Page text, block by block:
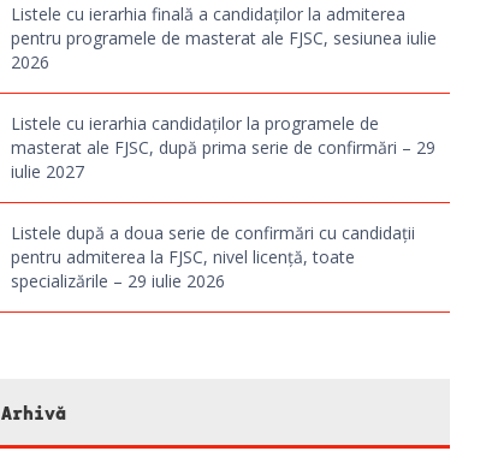
Listele cu ierarhia finală a candidaților la admiterea
pentru programele de masterat ale FJSC, sesiunea iulie
2026
Listele cu ierarhia candidaților la programele de
masterat ale FJSC, după prima serie de confirmări – 29
iulie 2027
Listele după a doua serie de confirmări cu candidații
pentru admiterea la FJSC, nivel licență, toate
specializările – 29 iulie 2026
Arhivă